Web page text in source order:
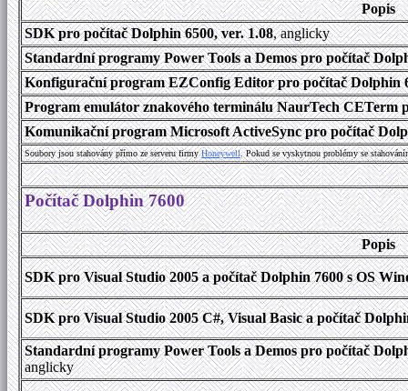
Popis
SDK pro počítač Dolphin 6500, ver. 1.08, anglicky
Standardní programy Power Tools a Demos pro počítač
Konfigurační program EZConfig Editor pro počítač Dolphin
Program emulátor znakového terminálu NaurTech CETerm
Komunikační program Microsoft ActiveSync pro počítač
Soubory jsou stahovány přímo ze serveru firmyHoneywell. Pokud se vyskytnou problémy se
Počítač Dolphin 7600
Popis
SDK pro Visual Studio 2005 a počítač Dolphin 7600 s OS
SDK pro Visual Studio 2005 C#, Visual Basic a počítač
Standardní programy Power Tools a Demos pro počítač
anglicky